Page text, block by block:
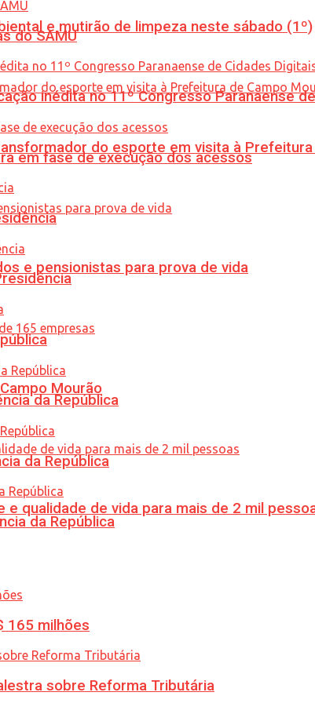
e mutirão de limpeza neste sábado (1º)
do esporte em visita à
e pensionistas para prova de vida
Mourão
qualidade de vida para mais de 2 mil
do SAMU
inédita no 11º Congresso Paranaense
em fase de execução dos acessos
da República
da República
da República
165 milhões
sobre Reforma Tributária